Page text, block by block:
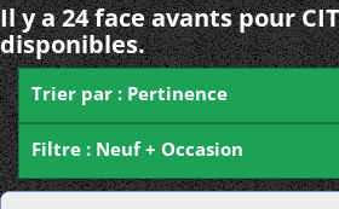
Il y a 24 face avants pour
disponibles.
Trier par : Pertinence
Filtre : Neuf + Occasion